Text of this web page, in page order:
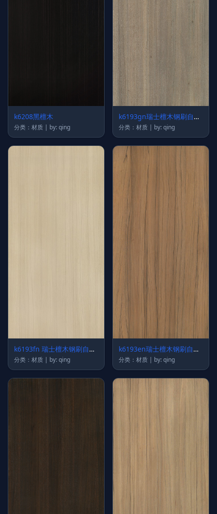
k6208黑檀木
分类：材质 | by: qing
k6193gn瑞士檀木钢刷自然
拼
分类：材质 | by: qing
k6193fn 瑞士檀木钢刷自然
拼
分类：材质 | by: qing
k6193en瑞士檀木钢刷自然
拼
分类：材质 | by: qing